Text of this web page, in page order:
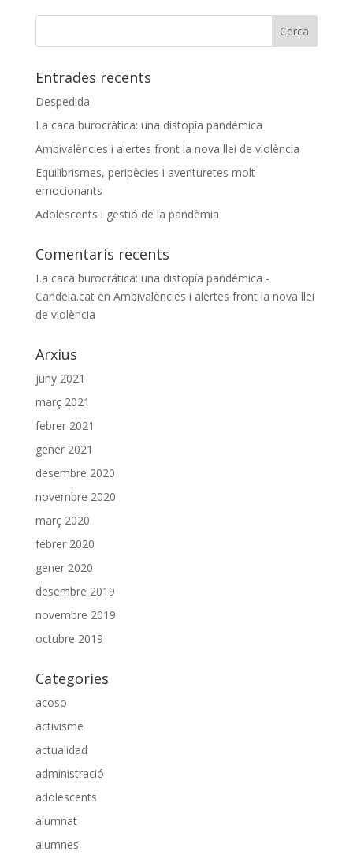
Entrades recents
Despedida
La caca burocrática: una distopía pandémica
Ambivalències i alertes front la nova llei de violència
Equilibrismes, peripècies i aventuretes molt
emocionants
Adolescents i gestió de la pandèmia
Comentaris recents
La caca burocrática: una distopía pandémica -
Candela.caten Ambivalències i alertes front la nova llei
de violència
Arxius
juny 2021
març 2021
febrer 2021
gener 2021
desembre 2020
novembre 2020
març 2020
febrer 2020
gener 2020
desembre 2019
novembre 2019
octubre 2019
Categories
acoso
activisme
actualidad
administració
adolescents
alumnat
alumnes